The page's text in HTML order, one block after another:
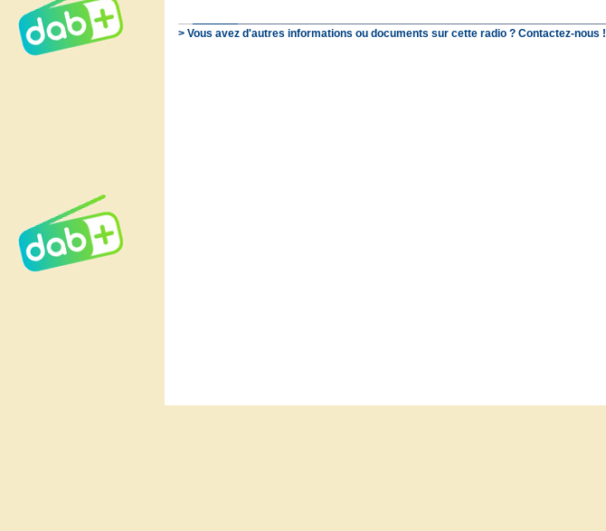
> Vous avez d'autres informations ou documents sur cette radio ? Contactez-nous !